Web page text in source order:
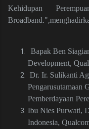
Kehidupan
Bapak Ben
Development,
Dr. Ir. Sulikanti
Pengarusutamaan
Pemberdayaan
Ibu Nies Purwati,
Indonesia,